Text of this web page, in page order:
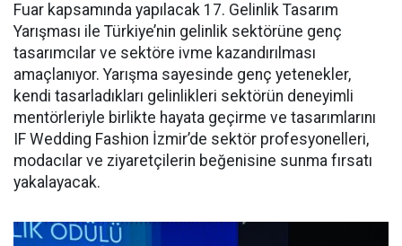
Fuar kapsamında yapılacak 17. Gelinlik Tasarım
Yarışması ile Türkiye’nin gelinlik sektörüne genç
tasarımcılar ve sektöre ivme kazandırılması
amaçlanıyor. Yarışma sayesinde genç yetenekler,
kendi tasarladıkları gelinlikleri sektörün deneyimli
mentörleriyle birlikte hayata geçirme ve tasarımlarını
IF Wedding Fashion İzmir’de sektör profesyonelleri,
modacılar ve ziyaretçilerin beğenisine sunma fırsatı
yakalayacak.